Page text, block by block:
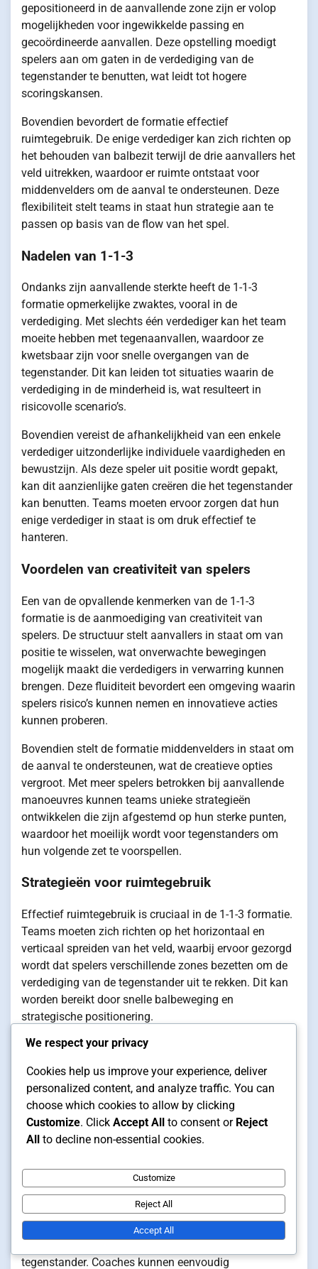
gepositioneerd in de aanvallende zone zijn er volop
mogelijkheden voor ingewikkelde passing en
gecoördineerde aanvallen. Deze opstelling moedigt
spelers aan om gaten in de verdediging van de
tegenstander te benutten, wat leidt tot hogere
scoringskansen.
Bovendien bevordert de formatie effectief
ruimtegebruik. De enige verdediger kan zich richten op
het behouden van balbezit terwijl de drie aanvallers het
veld uitrekken, waardoor er ruimte ontstaat voor
middenvelders om de aanval te ondersteunen. Deze
flexibiliteit stelt teams in staat hun strategie aan te
passen op basis van de flow van het spel.
Nadelen van 1-1-3
Ondanks zijn aanvallende sterkte heeft de 1-1-3
formatie opmerkelijke zwaktes, vooral in de
verdediging. Met slechts één verdediger kan het team
moeite hebben met tegenaanvallen, waardoor ze
kwetsbaar zijn voor snelle overgangen van de
tegenstander. Dit kan leiden tot situaties waarin de
verdediging in de minderheid is, wat resulteert in
risicovolle scenario’s.
Bovendien vereist de afhankelijkheid van een enkele
verdediger uitzonderlijke individuele vaardigheden en
bewustzijn. Als deze speler uit positie wordt gepakt,
kan dit aanzienlijke gaten creëren die het tegenstander
kan benutten. Teams moeten ervoor zorgen dat hun
enige verdediger in staat is om druk effectief te
hanteren.
Voordelen van creativiteit van spelers
Een van de opvallende kenmerken van de 1-1-3
formatie is de aanmoediging van creativiteit van
spelers. De structuur stelt aanvallers in staat om van
positie te wisselen, wat onverwachte bewegingen
mogelijk maakt die verdedigers in verwarring kunnen
brengen. Deze fluiditeit bevordert een omgeving waarin
spelers risico’s kunnen nemen en innovatieve acties
kunnen proberen.
Bovendien stelt de formatie middenvelders in staat om
de aanval te ondersteunen, wat de creatieve opties
vergroot. Met meer spelers betrokken bij aanvallende
manoeuvres kunnen teams unieke strategieën
ontwikkelen die zijn afgestemd op hun sterke punten,
waardoor het moeilijk wordt voor tegenstanders om
hun volgende zet te voorspellen.
Strategieën voor ruimtegebruik
Effectief ruimtegebruik is cruciaal in de 1-1-3 formatie.
Teams moeten zich richten op het horizontaal en
verticaal spreiden van het veld, waarbij ervoor gezorgd
wordt dat spelers verschillende zones bezetten om de
verdediging van de tegenstander uit te rekken. Dit kan
worden bereikt door snelle balbeweging en
strategische positionering.
Bovendien moeten spelers worden getraind om open
bijvoorbeeld een aanvaller verdedigers wegtrekt, kan
een andere een run maken in het vacante gebied, wat
scoringskansen creëert. Het benutten van overlappen
en diagonale runs kan het ruimtegebruik verder
verbeteren.
Tactische flexibiliteit
De 1-1-3 formatie biedt aanzienlijke tactische
flexibiliteit, waardoor teams hun aanpak kunnen
tegenstander. Coaches kunnen eenvoudig
We respect your privacy
Cookies help us improve your experience, deliver
personalized content, and analyze traffic. You can
choose which cookies to allow by clicking
Customize. Click Accept All to consent or Reject
All to decline non-essential cookies.
Customize
Reject All
Accept All